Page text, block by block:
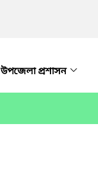
উপজেলা প্রশাসন